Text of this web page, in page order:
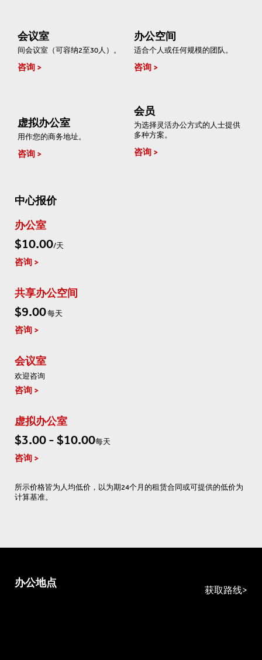
会议室
间会议室（可容纳2至30人）。
咨询
办公空间
适合个人或任何规模的团队。
咨询
虚拟办公室
用作您的商务地址。
咨询
会员
为选择灵活办公方式的人士提供
多种方案。
咨询
中心报价
办公室
$10.00/天
咨询
共享办公空间
$9.00每天
咨询
会议室
欢迎咨询
咨询
虚拟办公室
$3.00 - $10.00每天
咨询
所示价格皆为人均低价，以为期24个月的租赁合同或可提供的低价为
计算基准。
办公地点
获取路线